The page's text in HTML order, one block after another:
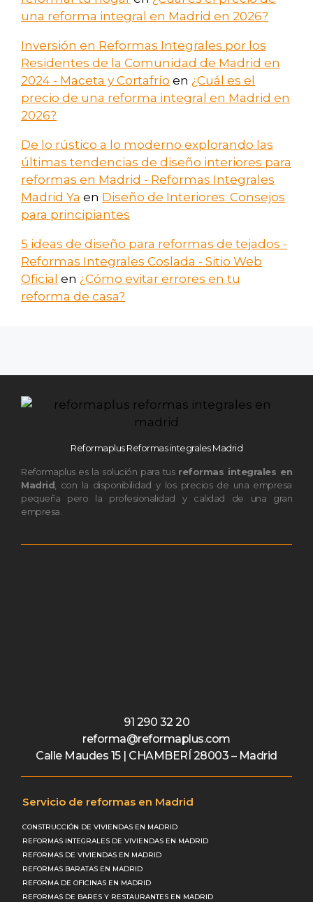
una reforma integral en Madrid en 2026?
Inversión en Reformas Integrales por los
Residentes de la Comunidad de Madrid en
2024 - Maceta y Cortafrío en ¿Cuál es el
precio de una reforma integral en Madrid en
2026?
De lo rústico a lo moderno explorando las
últimas tendencias de diseño interiores para
reformas en Madrid - Reformas Integrales
Madrid Ya en Diseño de Interiores: Consejos
para principiantes
5 ideas de diseño para reformas de tejados -
Reformas Integrales Coslada - Sitio Web
Oficial en ¿Cómo evitar errores en tu
reforma de casa?
Reformaplus Reformas integrales Madrid
Reformaplus es la solución para tus reformas integrales en
Madrid , con la disponibilidad y los precios de una empresa
pequeña pero la profesionalidad y calidad de una gran
empresa.
91 290 32 20
reforma@reformaplus.com
Calle Maudes 15 | CHAMBERÍ 28003 – Madrid
Servicio de reformas en Madrid
CONSTRUCCIÓN DE VIVIENDAS EN MADRID
REFORMAS INTEGRALES DE VIVIENDAS EN MADRID
REFORMAS DE VIVIENDAS EN MADRID
REFORMAS BARATAS EN MADRID
REFORMA DE OFICINAS EN MADRID
REFORMAS DE BARES Y RESTAURANTES EN MADRID